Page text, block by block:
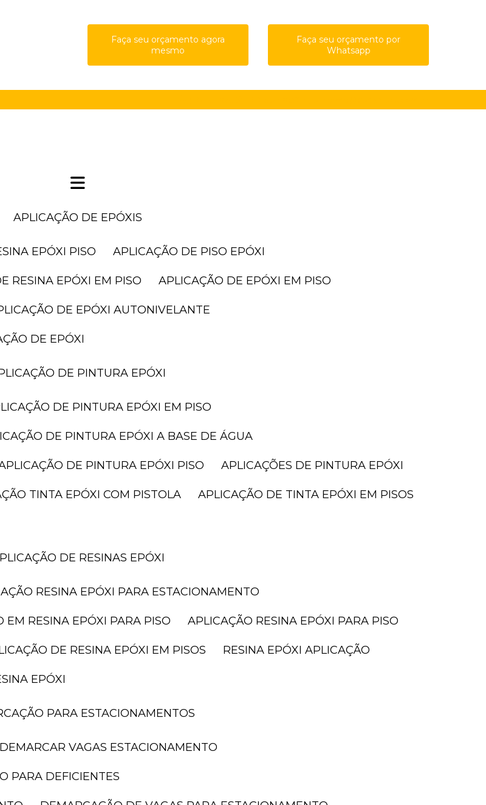
Faça seu orçamento agora
mesmo
Faça seu orçamento por
Whatsapp
APLICAÇÃO DE EPÓXIS
EPÓXI PISO APLICAÇÃO DE PISO EPÓXI
RESINA EPÓXI EM PISO APLICAÇÃO DE EPÓXI EM PISO
DE EPÓXI AUTONIVELANTE
DE EPÓXI
DE PINTURA EPÓXI
DE PINTURA EPÓXI EM PISO
DE PINTURA EPÓXI A BASE DE ÁGUA
APLICAÇÃO DE PINTURA EPÓXI PISO APLICAÇÕES DE PINTURA EPÓXI
TINTA EPÓXI COM PISTOLA APLICAÇÃO DE TINTA EPÓXI EM PISOS
DE RESINAS EPÓXI
RESINA EPÓXI PARA ESTACIONAMENTO
EM RESINA EPÓXI PARA PISO APLICAÇÃO RESINA EPÓXI PARA PISO
DE RESINA EPÓXI EM PISOS RESINA EPÓXI APLICAÇÃO
EPÓXI
PARA ESTACIONAMENTOS
DEMARCAR VAGAS ESTACIONAMENTO
PARA DEFICIENTES